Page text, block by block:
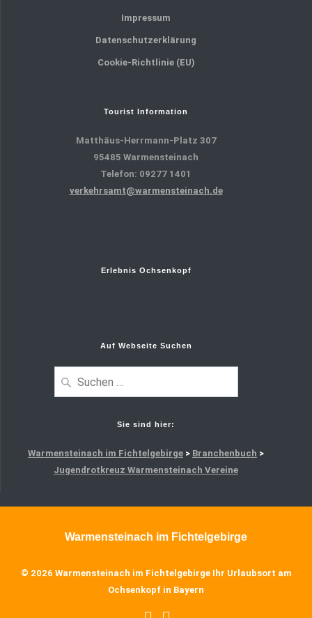
Impressum
Datenschutzerklärung
Cookie-Richtlinie (EU)
Tourist Information
Matthäus-Herrmann-Platz 307
95485 Warmensteinach
Telefon: 09277 1401
verkehrsamt@warmensteinach.de
Erlebnis Ochsenkopf
Auf Webseite Suchen
Sie sind hier:
Warmensteinach im Fichtelgebirge > Branchenbuch >
Jugendrotkreuz Warmensteinach Vereine
Warmensteinach im Fichtelgebirge
© 2026 Warmensteinach im Fichtelgebirge Ihr Urlaubsort am
Ochsenkopf in Bayern